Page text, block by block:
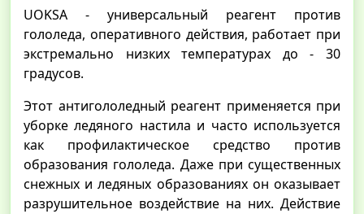
UOKSA - универсальный реагент против
гололеда, оперативного действия, работает при
экстремально низких температурах до - 30
градусов.
Этот антигололедный реагент применяется при
уборке ледяного настила и часто используется
как профилактическое средство против
образования гололеда. Даже при существенных
снежных и ледяных образованиях он оказывает
разрушительное воздействие на них. Действие